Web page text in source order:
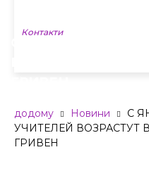
Контакти
додому Новини
С
УЧИТЕЛЕЙ ВОЗРАСТУТ
ГРИВЕН